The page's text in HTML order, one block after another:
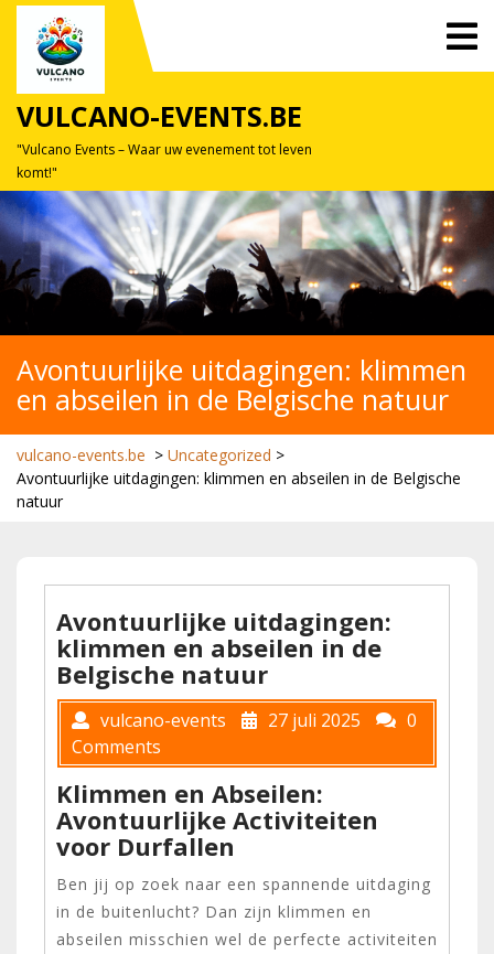
Skip
content
VULCANO-EVENTS.BE
"Vulcano Events – Waar uw evenement tot leven
komt!"
Avontuurlijke uitdagingen: klimmen
en abseilen in de Belgische natuur
vulcano-events.be > Uncategorized >
Avontuurlijke uitdagingen: klimmen en abseilen in de Belgische
natuur
Avontuurlijke uitdagingen:
klimmen en abseilen in de
Belgische natuur
vulcano-events 27 juli 2025
0
Comments
Klimmen en Abseilen:
Avontuurlijke Activiteiten
voor Durfallen
Ben jij op zoek naar een spannende uitdaging
in de buitenlucht? Dan zijn klimmen en
abseilen misschien wel de perfecte activiteiten